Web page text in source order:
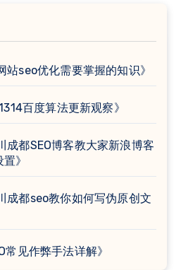
站seo优化需要掌握的知识》
百度算法更新观察》
成都SEO博客教大家新浪博客
置》
成都seo教你如何写伪原创文
常见作弊手法详解》